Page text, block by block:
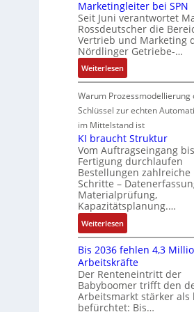
w
i
c
k
u
g
o
s
i
t
i
v
e
M
o
m
e
n
t
a
u
f
n
a
h
m
e
,
g
d
R
o
b
k
a
t
i
o
n
i
n
F
a
n
u
c
C
N
C
-
y
s
e
m
e
e
c
h
n
k
e
s
c
h
ä
f
t
s
f
ü
h
r
e
r
z
s
s
a
u
l
t
S
y
s
t
è
m
e
s
:
Q
2
-
E
r
g
e
b
Marketingleiter bei SPN
Seit Juni verantwortet
Rossdeutscher die
Vertrieb und Marketing
Nördlinger Getriebe-…
Weiterlesen:
N
e
u
r
V
e
r
t
r
i
e
b
s
-
u
n
d
Warum Prozessmodellierung
Schlüssel zur echten
im Mittelstand ist
KI braucht Struktur
Vom Auftragseingang
Fertigung durchlaufen
Bestellungen zahlreiche
Schritte –
Materialprüfung,
Kapazitätsplanung.…
Weiterlesen:
K
I
b
r
a
u
Bis 2036 fehlen 4,3
Arbeitskräfte
Der Renteneintritt der
Babyboomer trifft den
Arbeitsmarkt stärker als
befürchtet: Bis…